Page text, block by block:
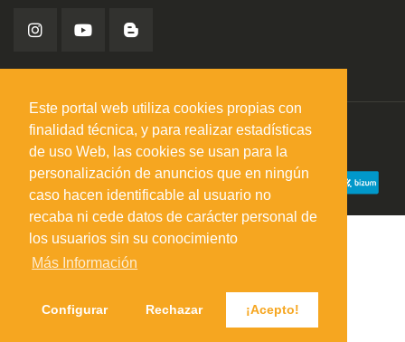
Este portal web utiliza cookies propias con
finalidad técnica, y para realizar estadísticas
de uso Web, las cookies se usan para la
personalización de anuncios que en ningún
caso hacen identificable al usuario no
recaba ni cede datos de carácter personal de
los usuarios sin su conocimiento
Más Información
Configurar Rechazar ¡Acepto!
misuperfavorito.com.
© 2026. Todos los derechos reservados.